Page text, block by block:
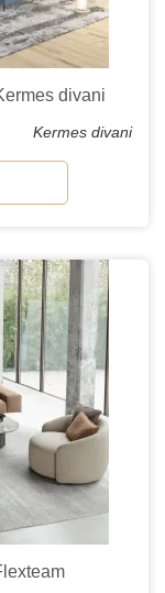
divani
Kermes divani